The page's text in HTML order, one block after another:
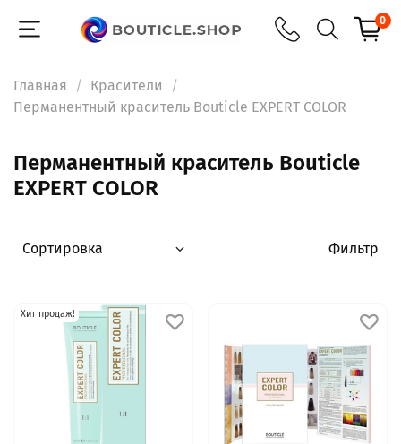
0
Главная
Красители
Перманентный краситель Bouticle EXPERT COLOR
Перманентный краситель Bouticle
EXPERT COLOR
Хит продаж!
Фильтр